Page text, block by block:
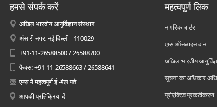
हमसे संपर्क करें
अखिल भारतीय आयुर्विज्ञान संस्थान
अंसारी नगर, नई दिल्ली - 110029
+91-11-26588500 / 26588700
फैक्स: +91-11-26588663 / 26588641
एम्स में महत्वपूर्ण ई -मेल पते
आपकी प्रतिक्रिया दें
महत्वपूर्ण लिंक
नागरिक चार्टर
एम्स ऑनलाइन दान
अखिल भारतीय
सूचना का अधिकार
प्रोएक्टिव प्रकटीकरण